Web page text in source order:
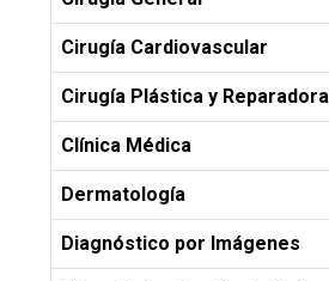
Cirugía Cardiovascular
Cirugía Plástica y Reparadora
Clínica Médica
Dermatología
Diagnóstico por Imágenes